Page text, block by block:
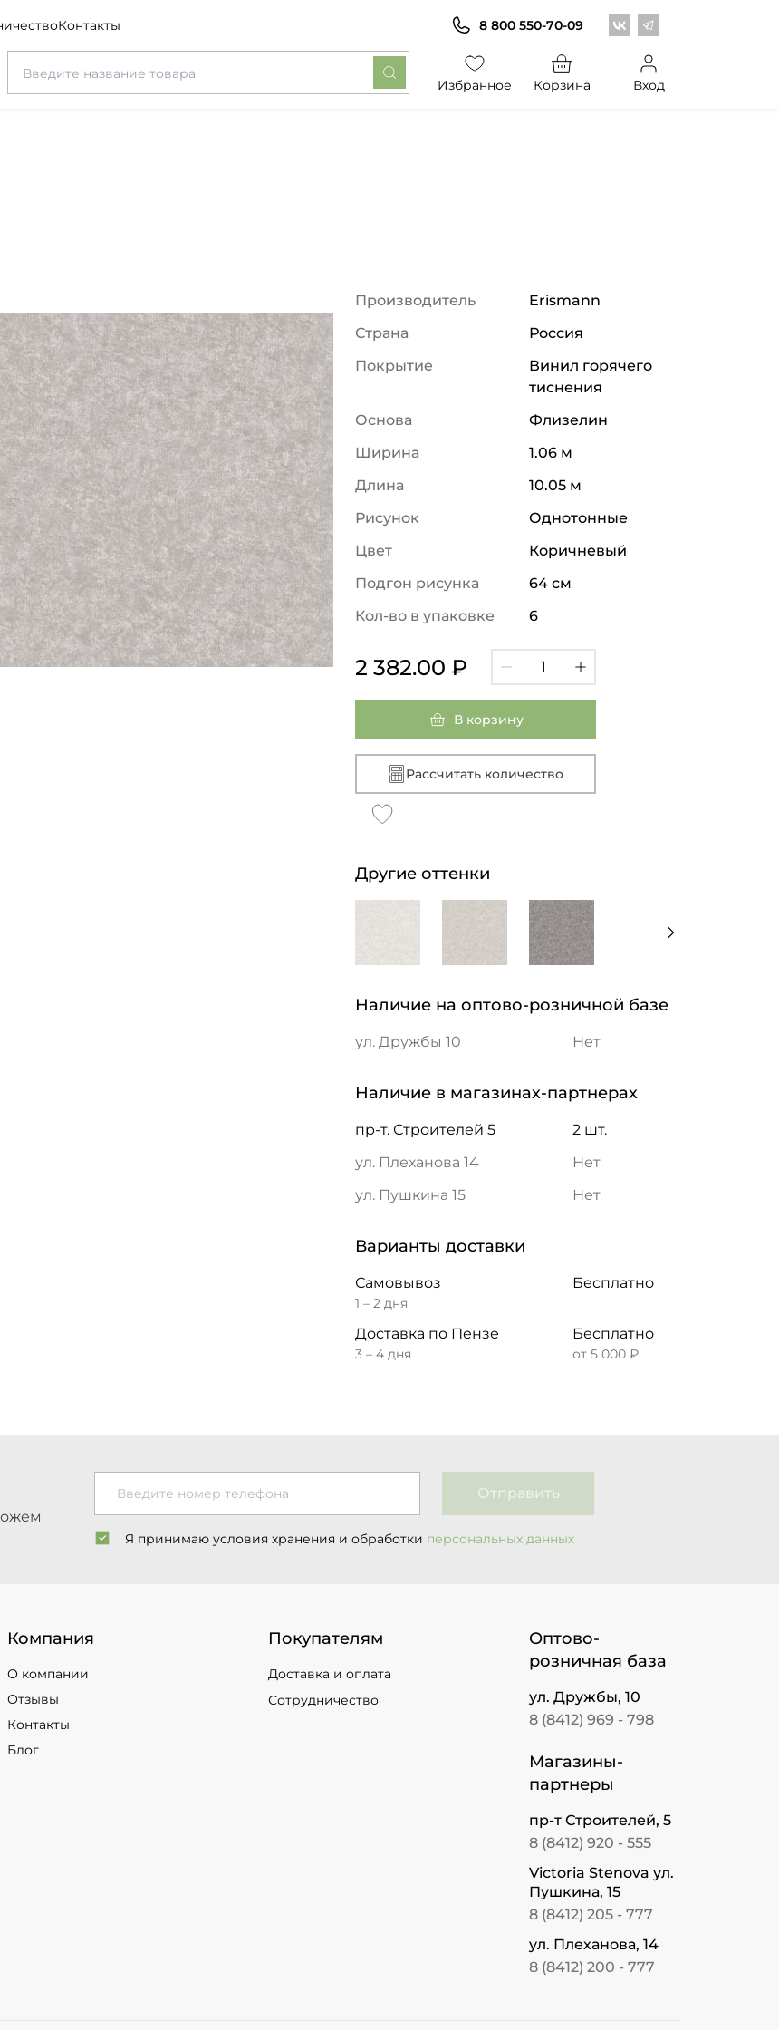
Контакты Центр обоев во
Центр обоев в
8 800 550-70-09
Избранное Корзина Вход
Производитель
Erismann
Страна
Россия
Покрытие
Винил горячего
тиснения
Основа
Флизелин
Ширина
1.06 м
Длина
10.05 м
Рисунок
Однотонные
Цвет
Коричневый
Подгон рисунка
64 см
Кол-во в упаковке
6
2 382.00 ₽
В корзину
Рассчитать количество
Другие оттенки
Наличие на оптово-розничной базе
ул. Дружбы 10 Нет
Наличие в магазинах-партнерах
пр-т. Строителей 5
2 шт.
ул. Плеханова 14
Нет
ул. Пушкина 15
Нет
Варианты доставки
Самовывоз
1 – 2 дня
Бесплатно
Доставка по Пензе
3 – 4 дня
Бесплатно
от 5 000 ₽
Введите номер телефона Отправить
Я принимаю условия хранения и обработки персональных данных
Компания
О компании
Отзывы
Контакты
Блог
Покупателям
Доставка и оплата
Сотрудничество
Оптово-
розничная база
ул. Дружбы, 10
8 (8412) 969 - 798
Магазины-
партнеры
пр-т Строителей, 5
8 (8412) 920 - 555
Victoria Stenova ул.
Пушкина, 15
8 (8412) 205 - 777
ул. Плеханова, 14
8 (8412) 200 - 777